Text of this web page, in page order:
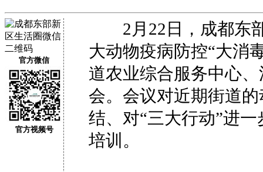
官方微信
官方视频号
2月22日，成都东部
大动物疫病防控“大消
道农业综合服务中心
会。会议对近期街道
结、对“三大行动”进
培训。